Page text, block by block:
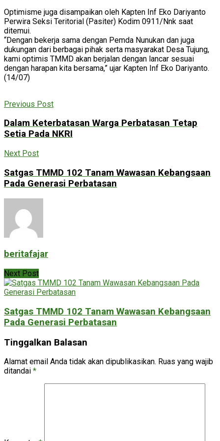
Optimisme juga disampaikan oleh Kapten Inf Eko Dariyanto
Perwira Seksi Teritorial (Pasiter) Kodim 0911/Nnk saat
ditemui.
“Dengan bekerja sama dengan Pemda Nunukan dan juga
dukungan dari berbagai pihak serta masyarakat Desa Tujung,
kami optimis TMMD akan berjalan dengan lancar sesuai
dengan harapan kita bersama,” ujar Kapten Inf Eko Dariyanto.
(14/07)
Previous Post
Dalam Keterbatasan Warga Perbatasan Tetap
Setia Pada NKRI
Next Post
Satgas TMMD 102 Tanam Wawasan Kebangsaan
Pada Generasi Perbatasan
beritafajar
Next Post
Satgas TMMD 102 Tanam Wawasan Kebangsaan
Pada Generasi Perbatasan
Tinggalkan Balasan
Alamat email Anda tidak akan dipublikasikan. Ruas yang wajib
ditandai *